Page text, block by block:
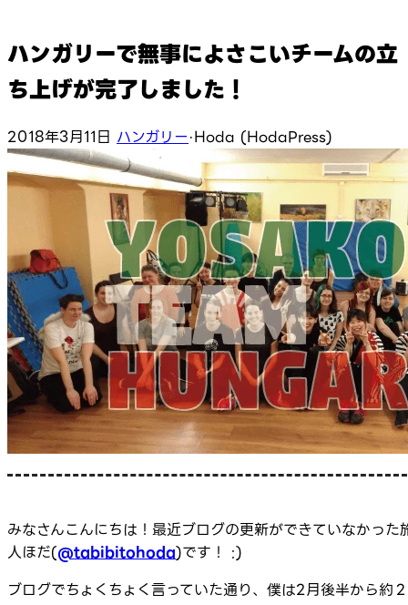
ハンガリーで無事によさこいチームの立
ち上げが完了しました！
2018年3月11日 ハンガリー·Hoda (HodaPress)
みなさんこんにちは！最近ブログの更新ができていなかった
人ほだ(@tabibitohoda)です！ :)
ブログでちょくちょく言っていた通り、僕は2月後半から約２